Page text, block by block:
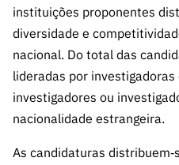
instituições proponentes
diversidade e
nacional. Do total das
lideradas por
investigadores ou
nacionalidade estrangeira.
As candidaturas